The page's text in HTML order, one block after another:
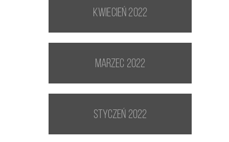
kwiecień 2022
marzec 2022
styczeń 2022